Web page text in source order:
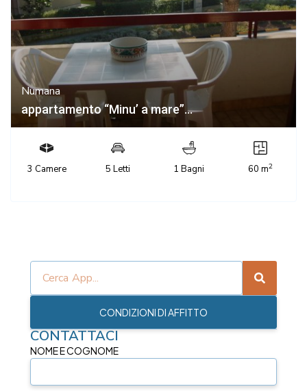
Numana
appartamento “Minu’ a mare”...
3 Camere 5 Letti 1 Bagni 60 m2
CONDIZIONI DI AFFITTO
CONTATTACI
NOME E COGNOME